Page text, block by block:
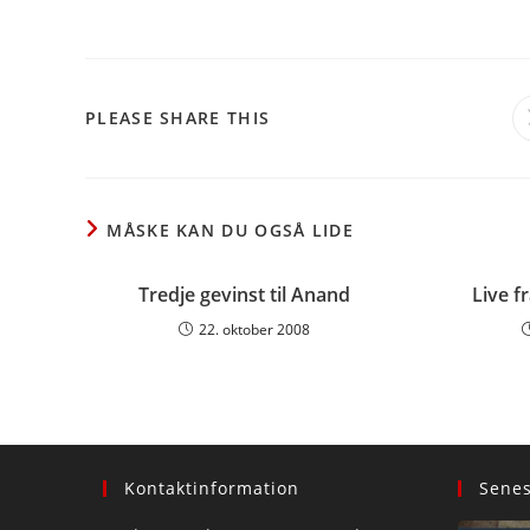
PLEASE SHARE THIS
MÅSKE KAN DU OGSÅ LIDE
Tredje gevinst til Anand
22. oktober 2008
Live
Kontaktinformation